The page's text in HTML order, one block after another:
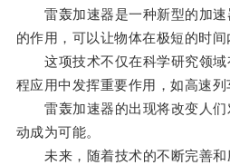
雷轰加速器是一种新型的加速
的作用，可以让物体在极短的时间
这项技术不仅在科学研究领域
程应用中发挥重要作用，如高速列
雷轰加速器的出现将改变人们
动成为可能。
未来，随着技术的不断完善和